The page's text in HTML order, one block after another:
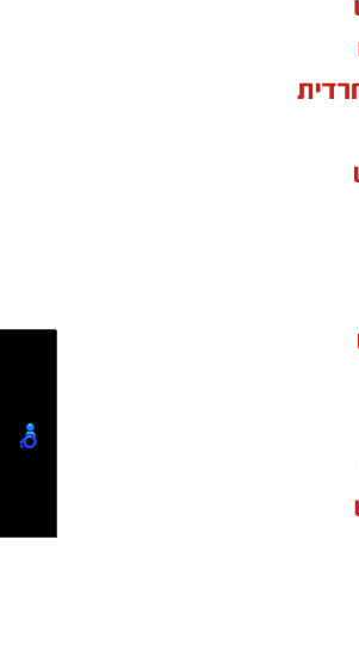
ירושלים של משטרת ישראל
המבצעית. שוטרי מרחב דוד
מחר בפריסה רחבה בתוך
במטרה לשמור על סדר
המשתתפים, להסדיר את התנועה
התקין והבטוח של האירוע.
הצפויות:
לסירוגין לתנועת כלי רכב
מכיוון צומת הכלבייה, ייחסם
סילוואן תתאפשר לכיוון גת